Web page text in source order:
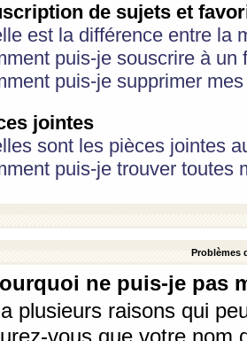
de sujets et
est la différence entre la
puis-je souscrire à
puis-je supprimer
jointes
sont les pièces jointes
puis-je trouver toutes
Problèmes
ne puis-je pas
plusieurs raisons qui